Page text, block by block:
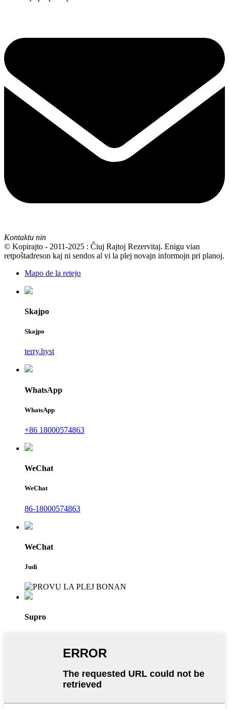
Kontaktu nin
© Kopirajto - 2011-2025 : Ĉiuj Rajtoj Rezervitaj. Enigu vian
retpoŝtadreson kaj ni sendos al vi la plej novajn informojn pri planoj.
Mapo de la retejo
Skajpo
Skajpo
terry.hyst
WhatsApp
WhatsApp
+86 18000574863
WeChat
WeChat
86-18000574863
WeChat
Judi
Supro